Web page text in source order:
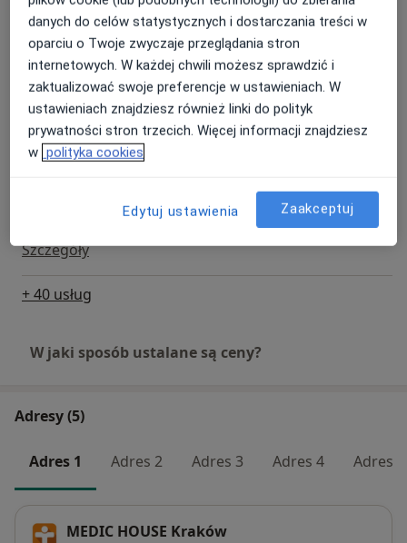
300 zł Szczegóły
Konsultacja urologiczna +
założenie/wymiana cewnika
300 zł Szczegóły
Umów wizytę
Konsultacja urologiczna + USG
Szczegóły
+ 40 usług
W jaki sposób ustalane są ceny?
Adresy (5)
Adres 1 Adres 2 Adres 3 Adres 4 Adres 5
MEDIC HOUSE Kraków
danych do celów statystycznych i dostarczania treści w
oparciu o Twoje zwyczaje przeglądania stron
internetowych. W każdej chwili możesz sprawdzić i
zaktualizować swoje preferencje w ustawieniach. W
ustawieniach znajdziesz również linki do polityk
prywatności stron trzecich. Więcej informacji znajdziesz
w polityka cookies
Edytuj ustawienia Zaakceptuj